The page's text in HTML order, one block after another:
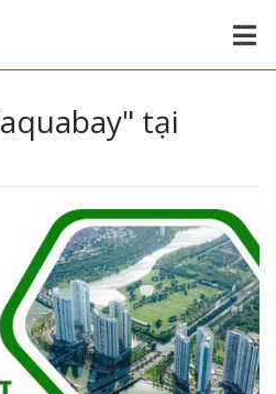
tại